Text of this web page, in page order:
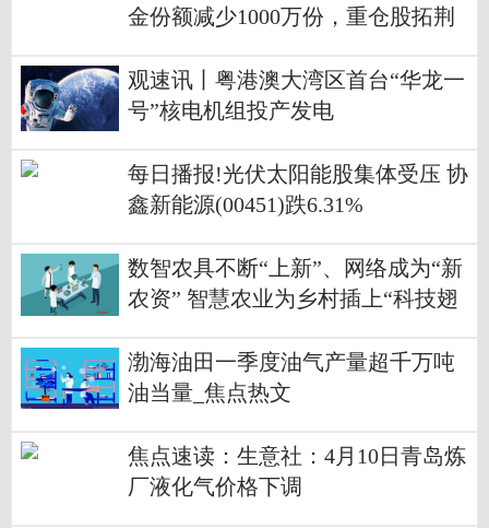
金份额减少1000万份，重仓股拓荆
观速讯丨粤港澳大湾区首台“华龙一
号”核电机组投产发电
每日播报!光伏太阳能股集体受压 协
鑫新能源(00451)跌6.31%
数智农具不断“上新”、网络成为“新
农资” 智慧农业为乡村插上“科技翅
渤海油田一季度油气产量超千万吨
油当量_焦点热文
焦点速读：生意社：4月10日青岛炼
厂液化气价格下调